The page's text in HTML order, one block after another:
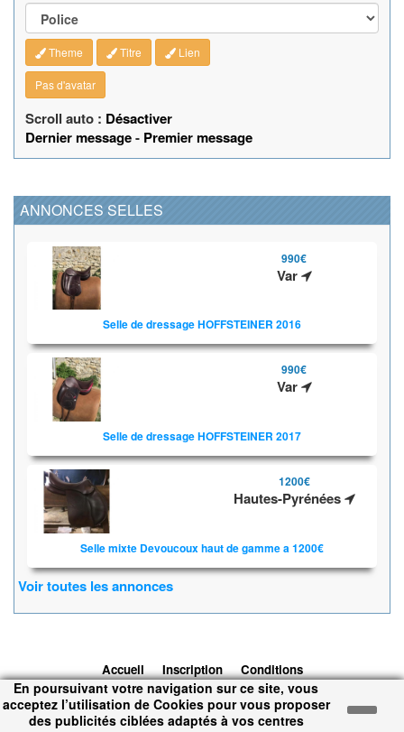
Theme Titre Lien
Pas d'avatar
Scroll auto : Désactiver
Dernier message- Premier message
ANNONCES SELLES
990€
Var
Selle de dressage HOFFSTEINER 2016
990€
Var
Selle de dressage HOFFSTEINER 2017
1200€
Hautes-Pyrénées
Selle mixte Devoucoux haut de gamme a 1200€
Voir toutes les annonces
Accueil Inscription
Conditions
d'utilisation
Contacts © 2026 1cheval.com
Ecurie Virtuelle -
Jeu Cheval
En poursuivant votre navigation sur ce site, vous
acceptez l’utilisation de Cookies pour vous proposer
des publicités ciblées adaptés à vos centres